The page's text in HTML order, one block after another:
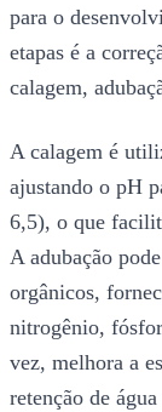
para o
etapas é a
calagem,
A calagem é
ajustando o pH
6,5), o que
A adubação
orgânicos,
nitrogênio,
vez, melhora a
retenção de